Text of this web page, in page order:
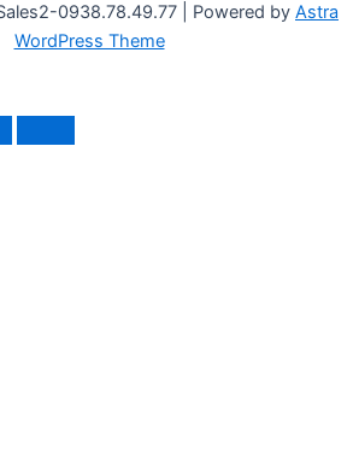
0938.78.49.77 | Powered by Astra
WordPress Theme